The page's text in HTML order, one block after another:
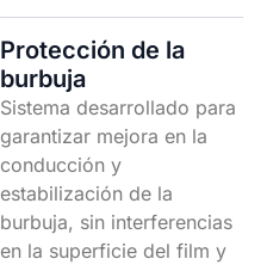
Protección de la
burbuja
Sistema desarrollado para
garantizar mejora en la
conducción y
estabilización de la
burbuja, sin interferencias
en la superficie del film y